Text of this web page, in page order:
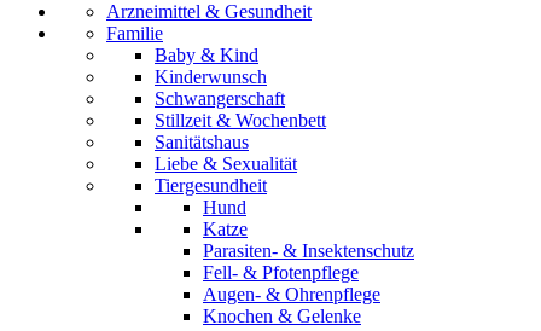
Arzneimittel & Gesundheit
Familie
Baby & Kind
Kinderwunsch
Schwangerschaft
Stillzeit & Wochenbett
Sanitätshaus
Liebe & Sexualität
Tiergesundheit
Hund
Katze
Parasiten- & Insektenschutz
Fell- & Pfotenpflege
Augen- & Ohrenpflege
Knochen & Gelenke